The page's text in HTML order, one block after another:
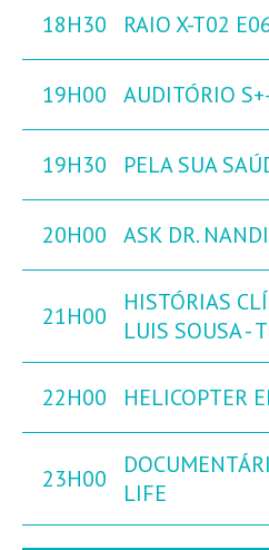
18H30 RAIO X-T02
19H00 AUDITÓRIO
19H30 PELA SUA
20H00 ASK DR.
21H00
HISTÓRIAS
LUIS SOUSA -
22H00 HELICOPTER
23H00
LIFE